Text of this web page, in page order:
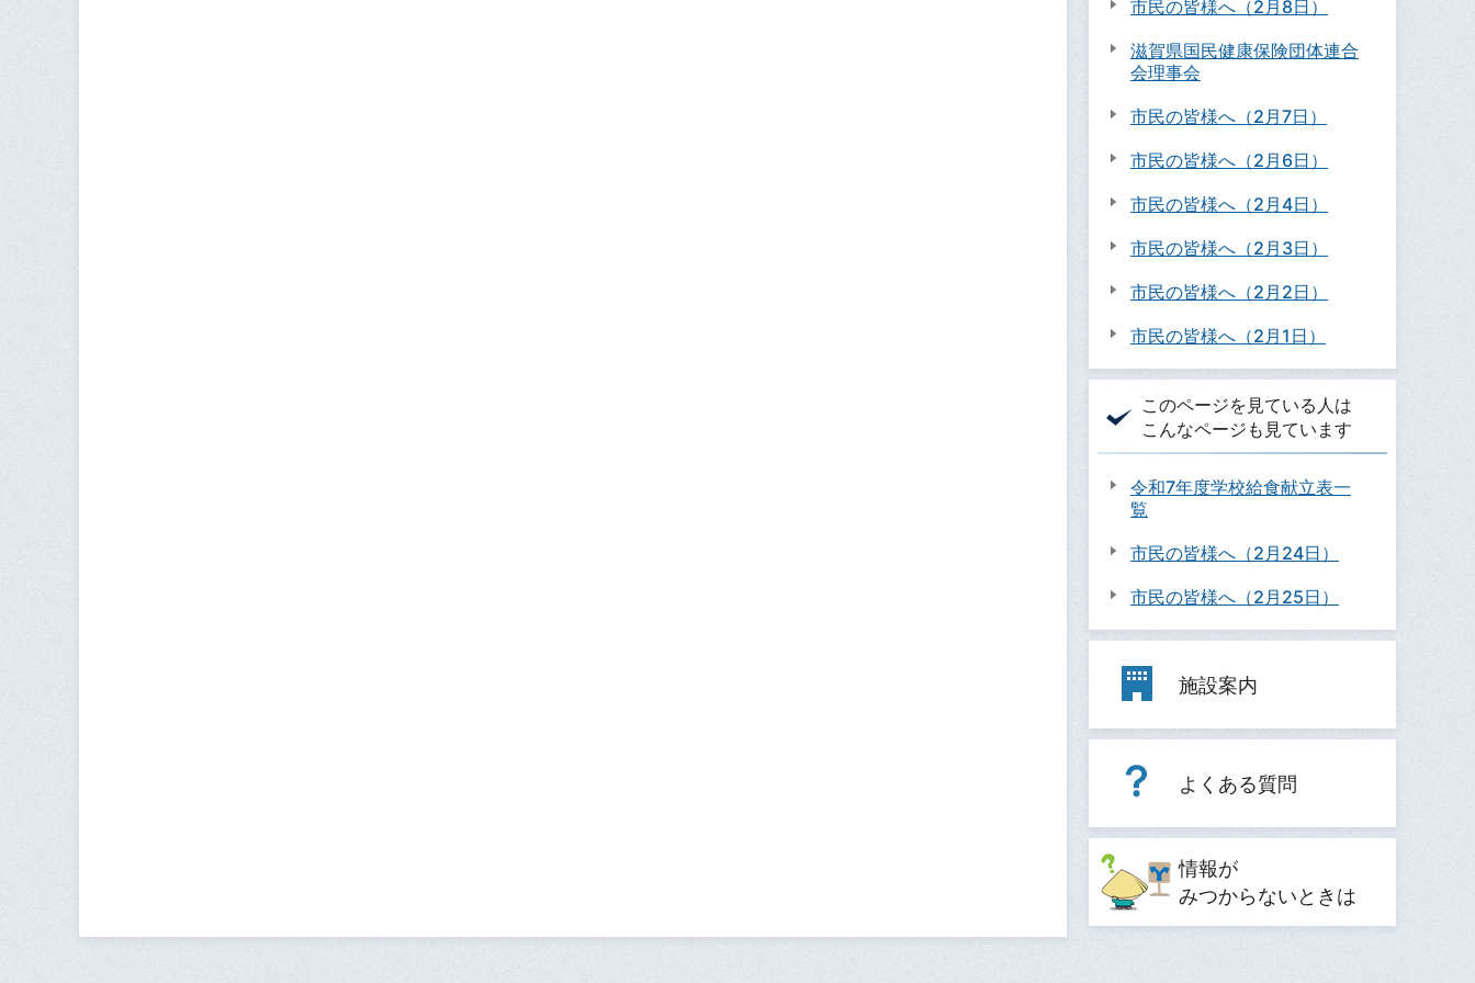
市民の皆様へ（2月8日）
滋賀県国民健康保険団体連合
会理事会
市民の皆様へ（2月7日）
市民の皆様へ（2月6日）
市民の皆様へ（2月4日）
市民の皆様へ（2月3日）
市民の皆様へ（2月2日）
市民の皆様へ（2月1日）
このページを見ている人は
こんなページも見ています
令和7年度学校給食献立表一
覧
市民の皆様へ（2月24日）
市民の皆様へ（2月25日）
施設案内
よくある質問
情報が
みつからないときは